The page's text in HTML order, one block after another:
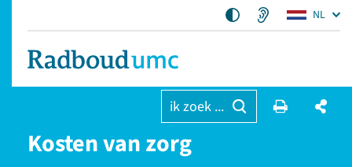
NL
ik zoek ...
Kosten van zorg